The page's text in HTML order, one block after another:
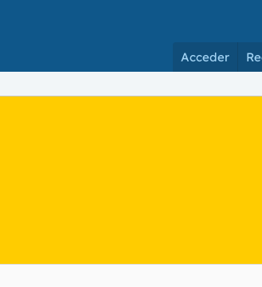
Acceder